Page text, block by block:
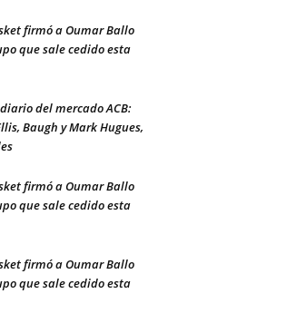
firmó a Oumar Ballo
que sale cedido esta
del mercado ACB:
Baugh y Mark Hugues,
firmó a Oumar Ballo
que sale cedido esta
firmó a Oumar Ballo
que sale cedido esta